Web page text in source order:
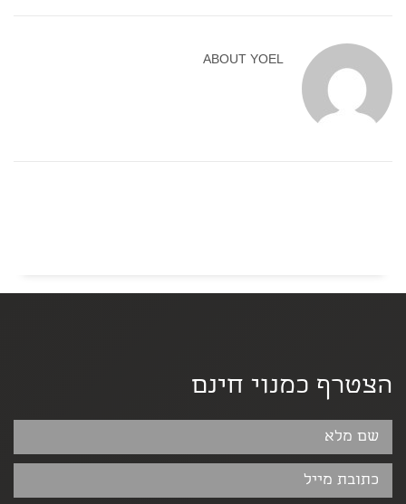
ABOUT YOEL
הצטרף כמנוי חינם